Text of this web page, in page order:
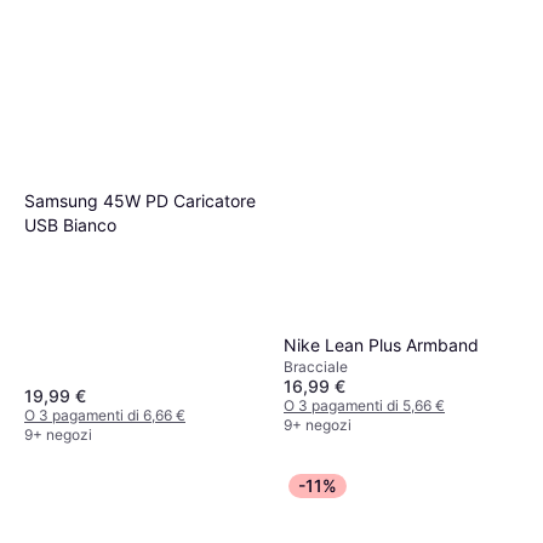
Samsung 45W PD Caricatore
USB Bianco
19,99 €
O 3 pagamenti di 6,66 €
9+ negozi
Nike Lean Plus Armband
Bracciale
16,99 €
O 3 pagamenti di 5,66 €
9+ negozi
-11%